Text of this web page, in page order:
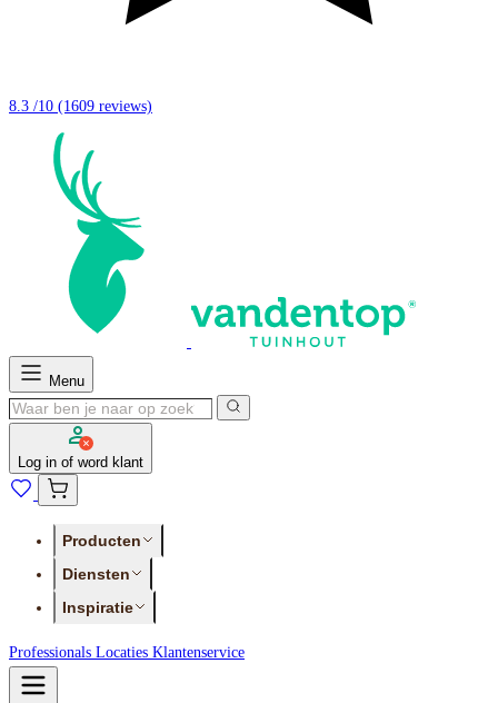
8.3 /10 (1609 reviews)
Menu
Log in of word klant
Producten
Diensten
Inspiratie
Professionals Locaties Klantenservice